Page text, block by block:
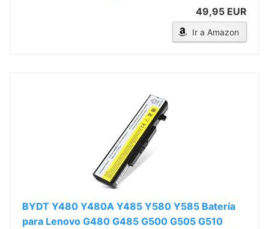
49,95 EUR
Ir a Amazon
BYDT Y480 Y480A Y485 Y580 Y585 Batería
para Lenovo G480 G485 G500 G505 G510